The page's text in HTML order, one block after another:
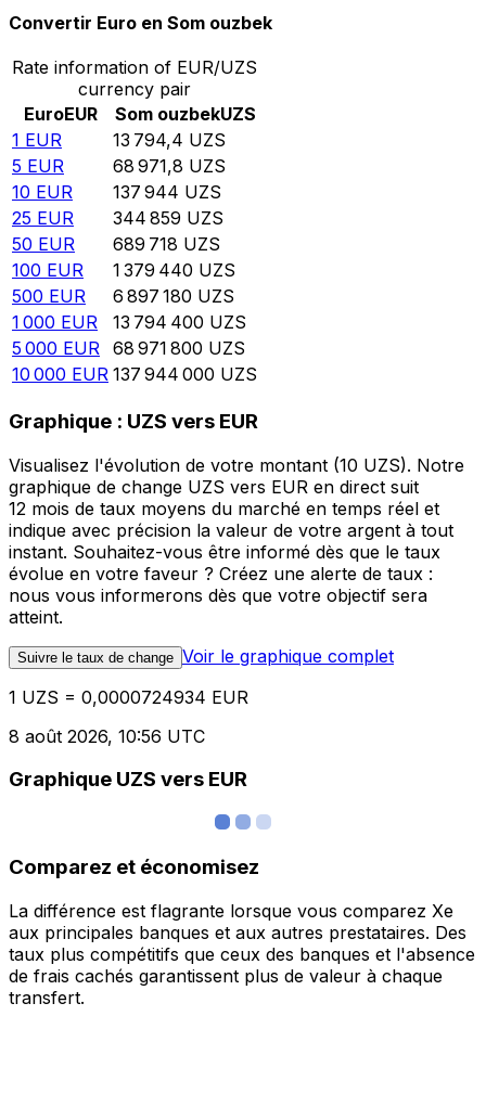
Convertir Euro en Som ouzbek
Rate information of EUR/UZS
currency pair
EuroEUR Som ouzbekUZS
1 EUR 13 794,4 UZS
5 EUR 68 971,8 UZS
10 EUR 137 944 UZS
25 EUR 344 859 UZS
50 EUR 689 718 UZS
100 EUR 1 379 440 UZS
500 EUR 6 897 180 UZS
1 000 EUR 13 794 400 UZS
5 000 EUR 68 971 800 UZS
10 000 EUR 137 944 000 UZS
Graphique : UZS vers EUR
Visualisez l'évolution de votre montant (10 UZS). Notre
graphique de change UZS vers EUR en direct suit
12 mois de taux moyens du marché en temps réel et
indique avec précision la valeur de votre argent à tout
instant. Souhaitez-vous être informé dès que le taux
évolue en votre faveur ? Créez une alerte de taux :
nous vous informerons dès que votre objectif sera
atteint.
Suivre le taux de change Voir le graphique complet
1 UZS = 0,0000724934 EUR
8 août 2026, 10:56 UTC
Graphique UZS vers EUR
Comparez et économisez
La différence est flagrante lorsque vous comparez Xe
aux principales banques et aux autres prestataires. Des
taux plus compétitifs que ceux des banques et l'absence
de frais cachés garantissent plus de valeur à chaque
transfert.